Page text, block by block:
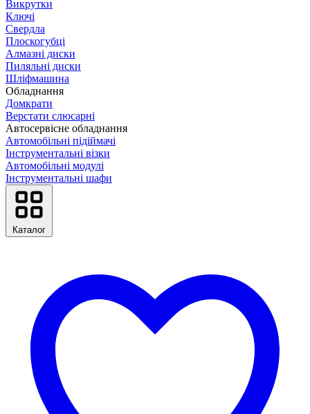
Викрутки
Ключі
Свердла
Плоскогубці
Алмазні диски
Пиляльні диски
Шліфмашина
Обладнання
Домкрати
Верстати слюсарні
Автосервісне обладнання
Автомобільні підіймачі
Інструментальні візки
Автомобільні модулі
Інструментальні шафи
Каталог